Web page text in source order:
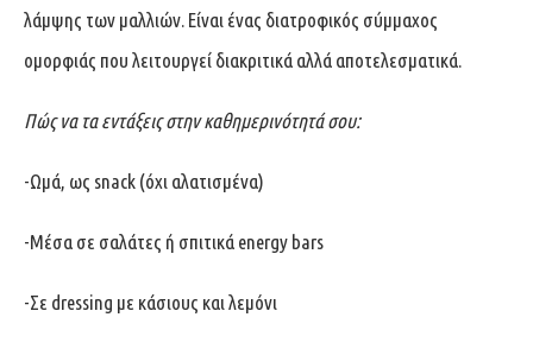
λάμψης των μαλλιών. Είναι ένας διατροφικός σύμμαχος
ομορφιάς που λειτουργεί διακριτικά αλλά αποτελεσματικά.
Πώς να τα εντάξεις στην καθημερινότητά σου:
-Ωμά, ως snack (όχι αλατισμένα)
-Μέσα σε σαλάτες ή σπιτικά energy bars
-Σε dressing με κάσιους και λεμόνι